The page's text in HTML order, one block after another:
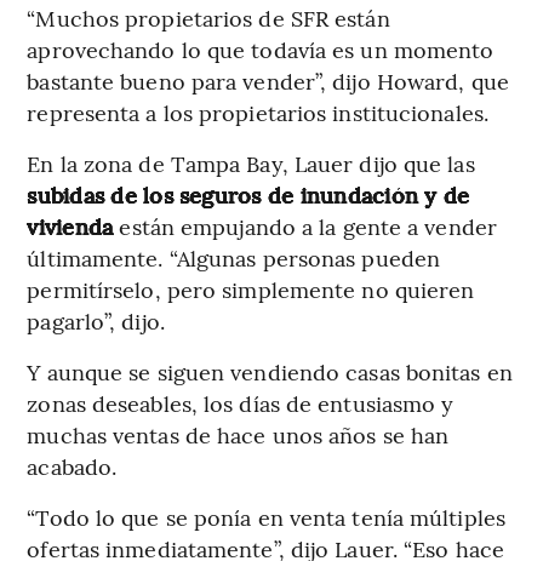
“Muchos propietarios de SFR están
aprovechando lo que todavía es un momento
bastante bueno para vender”, dijo Howard, que
representa a los propietarios institucionales.
En la zona de Tampa Bay, Lauer dijo que las
subidas de los seguros de inundación y de
viviendaestán empujando a la gente a vender
últimamente. “Algunas personas pueden
permitírselo, pero simplemente no quieren
pagarlo”, dijo.
Y aunque se siguen vendiendo casas bonitas en
zonas deseables, los días de entusiasmo y
muchas ventas de hace unos años se han
acabado.
“Todo lo que se ponía en venta tenía múltiples
ofertas inmediatamente”, dijo Lauer. “Eso hace